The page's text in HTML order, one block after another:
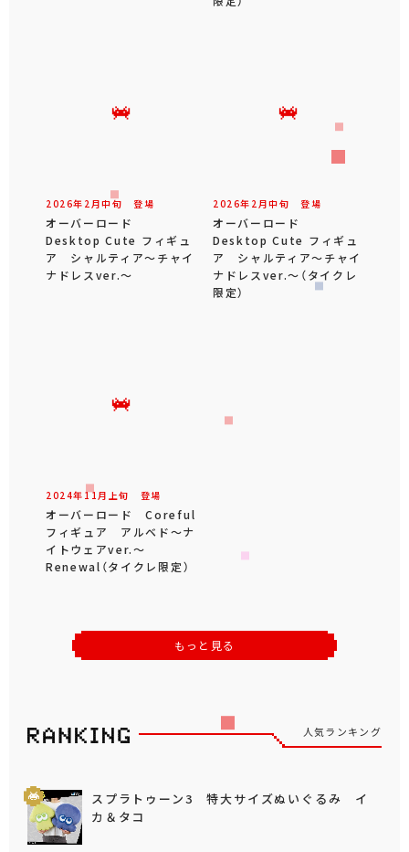
2026年 2 月中旬 登場
オーバーロード
Desktop Cute フィギュ
ア シャルティア～チャイ
ナドレスver.～
2026年 2 月中旬 登場
オーバーロード
Desktop Cute フィギュ
ア シャルティア～チャイ
ナドレスver.～（タイクレ
限定）
2024年 11 月 上旬 登場
オーバーロード Coreful
フィギュア アルベド～ナ
イトウェアver.～
Renewal（タイクレ限定）
もっと見る
人気ランキング
スプラトゥーン3 特大サイズぬいぐるみ イ
カ＆タコ